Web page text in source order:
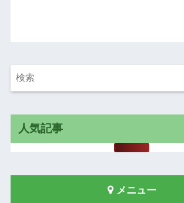
人気記事
メニュー